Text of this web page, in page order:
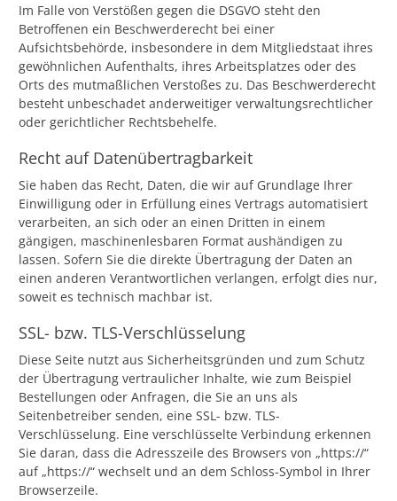
Im Falle von Verstößen gegen die DSGVO steht den
Betroffenen ein Beschwerderecht bei einer
Aufsichtsbehörde, insbesondere in dem Mitgliedstaat ihres
gewöhnlichen Aufenthalts, ihres Arbeitsplatzes oder des
Orts des mutmaßlichen Verstoßes zu. Das Beschwerderecht
besteht unbeschadet anderweitiger verwaltungsrechtlicher
oder gerichtlicher Rechtsbehelfe.
Recht auf Datenübertragbarkeit
Sie haben das Recht, Daten, die wir auf Grundlage Ihrer
Einwilligung oder in Erfüllung eines Vertrags automatisiert
verarbeiten, an sich oder an einen Dritten in einem
gängigen, maschinenlesbaren Format aushändigen zu
lassen. Sofern Sie die direkte Übertragung der Daten an
einen anderen Verantwortlichen verlangen, erfolgt dies nur,
soweit es technisch machbar ist.
SSL- bzw. TLS-Verschlüsselung
Diese Seite nutzt aus Sicherheitsgründen und zum Schutz
der Übertragung vertraulicher Inhalte, wie zum Beispiel
Bestellungen oder Anfragen, die Sie an uns als
Seitenbetreiber senden, eine SSL- bzw. TLS-
Verschlüsselung. Eine verschlüsselte Verbindung erkennen
Sie daran, dass die Adresszeile des Browsers von „https://“
auf „https://“ wechselt und an dem Schloss-Symbol in Ihrer
Browserzeile.